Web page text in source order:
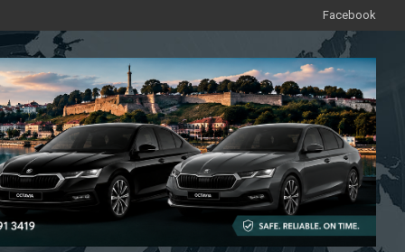
Facebook